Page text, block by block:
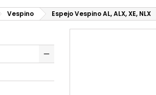
Vespino Espejo Vespino AL, ALX, XE, NLX